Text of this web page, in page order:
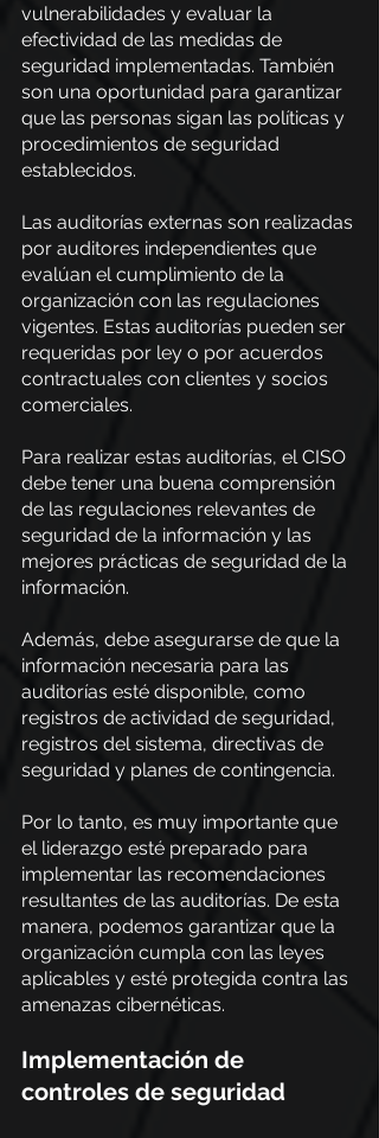
vulnerabilidades y evaluar la
efectividad de las medidas de
seguridad implementadas. También
son una oportunidad para garantizar
que las personas sigan las políticas y
procedimientos de seguridad
establecidos.
Las auditorías externas son realizadas
por auditores independientes que
evalúan el cumplimiento de la
organización con las regulaciones
vigentes. Estas auditorías pueden ser
requeridas por ley o por acuerdos
contractuales con clientes y socios
comerciales.
Para realizar estas auditorías, el CISO
debe tener una buena comprensión
de las regulaciones relevantes de
seguridad de la información y las
mejores prácticas de seguridad de la
información.
Además, debe asegurarse de que la
información necesaria para las
auditorías esté disponible, como
registros de actividad de seguridad,
registros del sistema, directivas de
seguridad y planes de contingencia.
Por lo tanto, es muy importante que
el liderazgo esté preparado para
implementar las recomendaciones
resultantes de las auditorías. De esta
manera, podemos garantizar que la
organización cumpla con las leyes
aplicables y esté protegida contra las
amenazas cibernéticas.
Implementación de
controles de seguridad